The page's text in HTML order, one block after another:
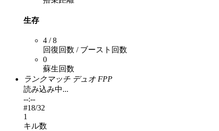
生存
4 / 8
回復回数 / ブースト回数
0
蘇生回数
ランクマッチ デュオ FPP
読み込み中...
--:--
#18/32
1
キル数